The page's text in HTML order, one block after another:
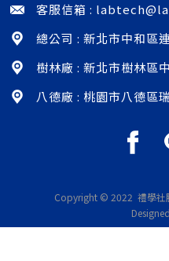
客服信箱 :
總公司 : 新北市中和區
樹林廠 : 新北市樹林區
八德廠 : 桃園市八德區
Copyright © 2022 禮學社